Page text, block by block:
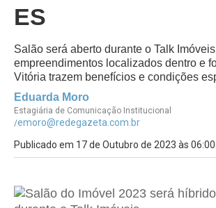
ES
Salão será aberto durante o Talk
empreendimentos localizados dentro e
Vitória trazem benefícios e condições
Eduarda Moro
Estagiária de Comunicação Institucional
/emoro@redegazeta.com.br
Publicado em 17 de Outubro de 2023 às 06:00